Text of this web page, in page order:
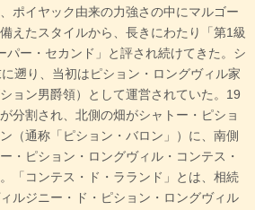
ポイヤック由来の力強さの中にマルゴー
えたスタイルから、長きにわたり「第1級
パー・セカンド」と評され続けてきた。シ
遡り、当初はピション・ロングヴィル家
ョン男爵領）として運営されていた。19
分割され、北側の畑がシャトー・ピショ
（通称「ピション・バロン」）に、南側
・ピション・ロングヴィル・コンテス・
「コンテス・ド・ラランド」とは、相続
ルジニー・ド・ピション・ロングヴィル